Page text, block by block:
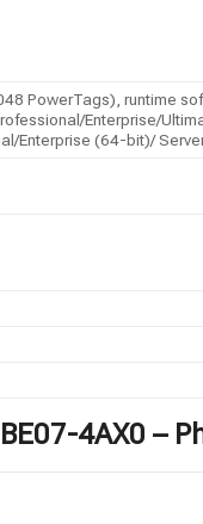
PowerTags), runtime
Enterprise/
Enterprise (64-bit)/
4AX0 –